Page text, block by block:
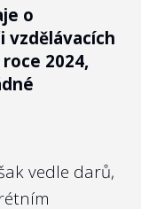
odpovídalo
státu,
o
vzdělávacích
2024,
vedle darů,